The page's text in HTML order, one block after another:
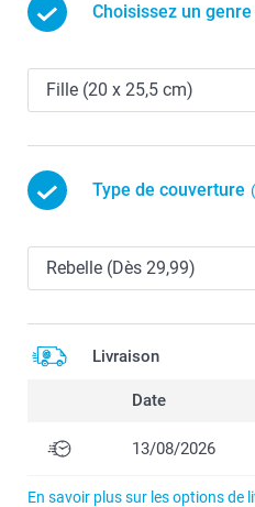
Choisissez un genre
Type de couverture
Livraison
Date
13/08/2026
En savoir plus sur les options de